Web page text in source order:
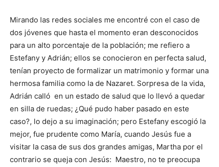
Mirando las redes sociales me encontré con el caso de
dos jóvenes que hasta el momento eran desco­nocidos
para un alto porcentaje de la población; me refiero a
Estefany y Adrián; ellos se conocieron en perfecta salud,
tenían proyecto de formali­zar un matrimonio y formar una
hermosa familia como la de Nazaret. Sorpresa de la vida,
Adrián calló en un estado de salud que lo llevó a quedar
en silla de ruedas; ¿Qué pudo haber pa­sado en este
caso?, lo dejo a su imagina­ción; pero Estefany escogió la
mejor, fue prudente como María, cuando Jesús fue a
visitar la casa de sus dos grandes amigas, Martha por el
contra­rio se queja con Jesús: Maestro, no te preocupa